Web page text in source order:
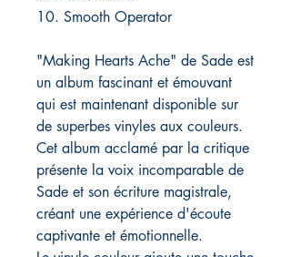
10. Smooth Operator
"Making Hearts Ache" de Sade est
un album fascinant et émouvant
qui est maintenant disponible sur
de superbes vinyles aux couleurs.
Cet album acclamé par la critique
présente la voix incomparable de
Sade et son écriture magistrale,
créant une expérience d'écoute
captivante et émotionnelle.